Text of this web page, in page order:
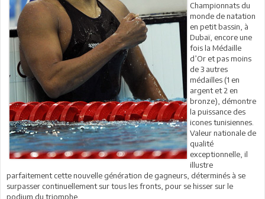
Championnats du
monde de natation
en petit bassin, à
Dubaï, encore une
fois la Médaille
d’Or et pas moins
de 3 autres
médailles (1 en
argent et 2 en
bronze), démontre
la puissance des
icones tunisiennes.
Valeur nationale de
qualité
exceptionnelle, il
illustre
parfaitement cette nouvelle génération de gagneurs, déterminés à se
surpasser continuellement sur tous les fronts, pour se hisser sur le
podium du triomphe.